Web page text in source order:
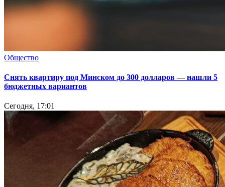
Общество
Снять квартиру под Минском до 300 долларов — нашли 5
бюджетных вариантов
Сегодня, 17:01